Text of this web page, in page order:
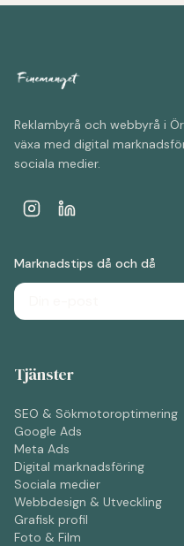
Reklambyrå och webbyrå i
växa med digital
sociala medier.
Marknadstips då och då
Tjänster
SEO & Sökmotoroptimering
Google Ads
Meta Ads
Digital marknadsföring
Sociala medier
Webbdesign & Utveckling
Grafisk profil
Foto & Film